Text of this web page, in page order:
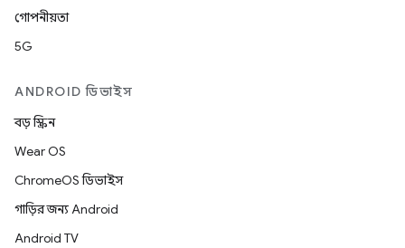
গোপনীয়তা
5G
ANDROID ডিভাইস
বড় স্ক্রিন
Wear OS
ChromeOS ডিভাইস
গাড়ির জন্য Android
Android TV